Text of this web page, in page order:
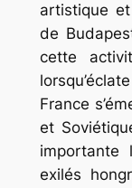
artistique
de
cette
France
et
importante
exilés